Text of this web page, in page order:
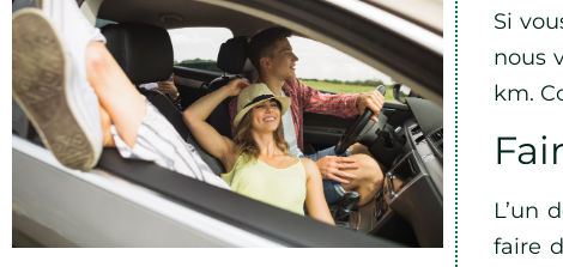
Si
nous
km.
L’un
faire